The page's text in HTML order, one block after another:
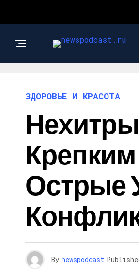
ЗДОРОВЬЕ И КРАСОТА
Острые
By newspodcast